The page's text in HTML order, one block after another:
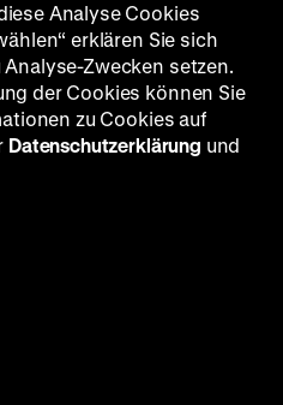
Analyse Cookies
erklären Sie sich
Zwecken setzen.
der Cookies können Sie
zu Cookies auf
Datenschutzerklärung und